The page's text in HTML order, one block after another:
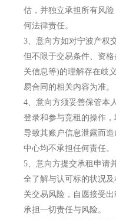
估，并独立承担所有风
何法律责任。
3、 意向方如对宁波产权
但不限于交易条件、资
关信息等)的理解存在歧
易合同的相关内容为准。
4、 意向方须妥善保管本
登录和参与竞租的操作
导致其账户信息泄露而
中心均不承担任何责任。
5、 意向方提交承租申请
全了解与认可标的状况
关交易风险，自愿接受
承担一切责任与风险。